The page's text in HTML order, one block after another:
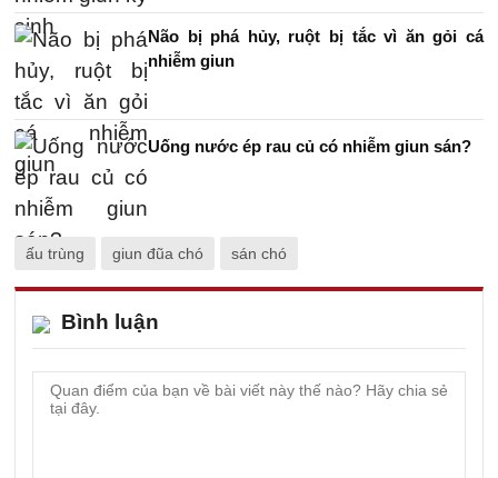
Não bị phá hủy, ruột bị tắc vì ăn gỏi cá
nhiễm giun
Uống nước ép rau củ có nhiễm giun sán?
ấu trùng giun đũa chó sán chó
Bình luận